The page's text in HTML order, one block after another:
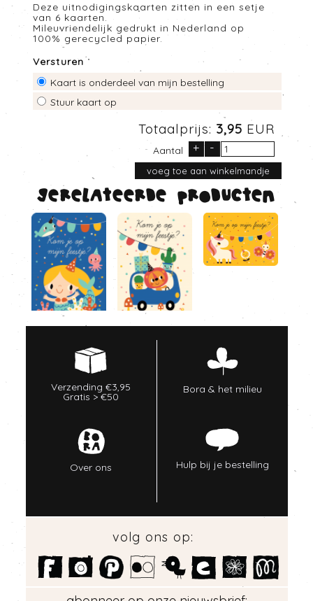
Deze uitnodigingskaarten zitten in een setje
van 6 kaarten.
Mileuvriendelijk gedrukt in Nederland op
100% gerecycled papier.
Versturen
Kaart is onderdeel van mijn bestelling
Stuur kaart op
Totaalprijs: 3,95 EUR
Aantal + -
Gerelateerde producten
Verzending €3,95
Gratis > €50
Bora & het milieu
Over ons Hulp bij je bestelling
volg ons op: